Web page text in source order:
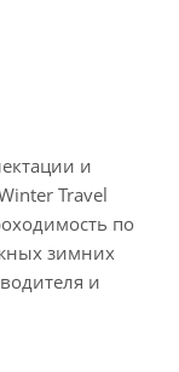
и
Travel
по
зимних
и